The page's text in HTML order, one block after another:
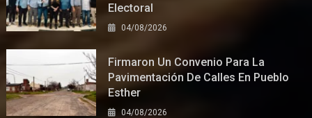
Electoral
04/08/2026
Firmaron Un Convenio Para La
Pavimentación De Calles En Pueblo
Esther
04/08/2026